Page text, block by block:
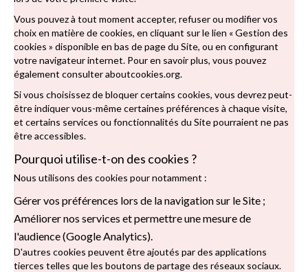
Vous pouvez à tout moment accepter, refuser ou modifier vos
choix en matière de cookies, en cliquant sur le lien « Gestion des
cookies » disponible en bas de page du Site, ou en configurant
votre navigateur internet. Pour en savoir plus, vous pouvez
également consulteraboutcookies.org.
Si vous choisissez de bloquer certains cookies, vous devrez peut-
être indiquer vous-même certaines préférences à chaque visite,
et certains services ou fonctionnalités du Site pourraient ne pas
être accessibles.
Pourquoi utilise-t-on des cookies ?
Nous utilisons des cookies pour notamment :
Gérer vos préférences lors de la navigation sur le Site ;
Améliorer nos services et permettre une mesure de
l'audience (Google Analytics).
D'autres cookies peuvent être ajoutés par des applications
tierces telles que les boutons de partage des réseaux sociaux.